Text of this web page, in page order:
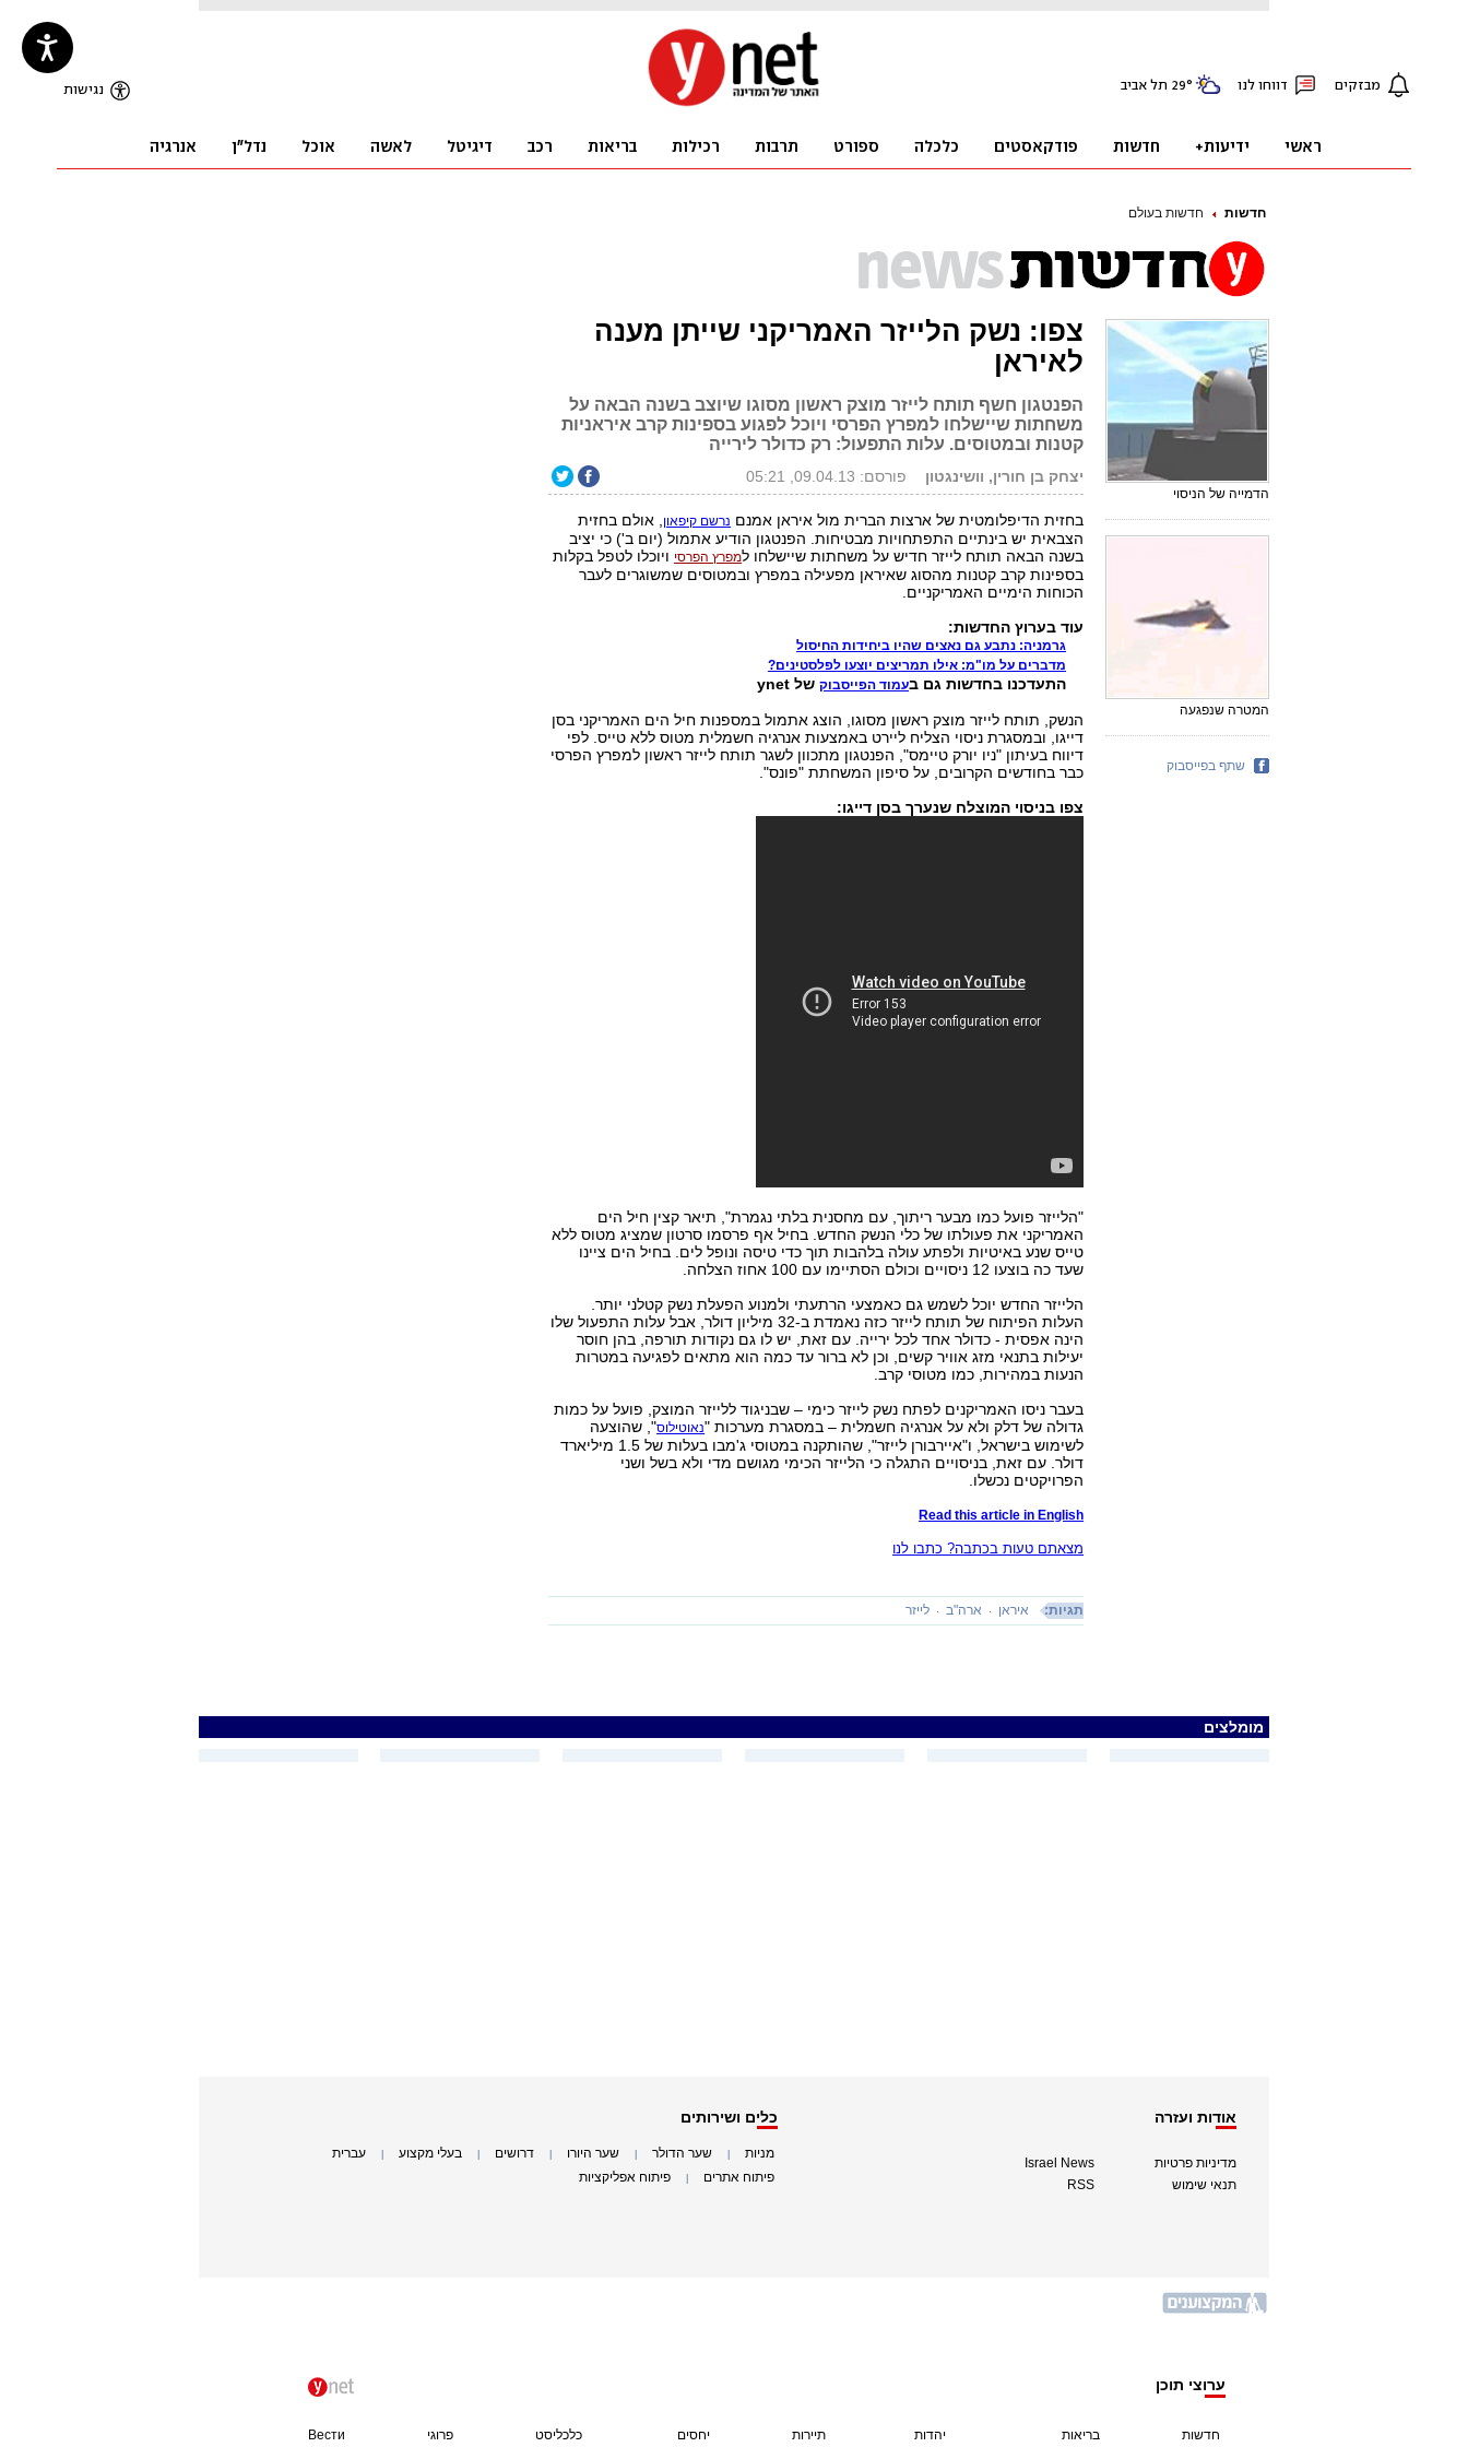
חדשות חדשות בעולם
צפו: נשק הלייזר האמריקני שייתן מענה
לאיראן
הפנטגון חשף תותח לייזר מוצק ראשון מסוגו שיוצב בשנה הבאה על
משחתות שיישלחו למפרץ הפרסי ויוכל לפגוע בספינות קרב איראניות
קטנות ובמטוסים. עלות התפעול: רק כדולר לירייה
יצחק בן חורין, וושינגטון פורסם: 09.04.13, 05:21
בחזית הדיפלומטית של ארצות הברית מול איראן אמנם נרשם קיפאון, אולם בחזית
הצבאית יש בינתיים התפתחויות מבטיחות. הפנטגון הודיע אתמול (יום ב') כי יציב
בשנה הבאה תותח לייזר חדיש על משחתות שיישלחו למפרץ הפרסי ויוכלו לטפל בקלות
בספינות קרב קטנות מהסוג שאיראן מפעילה במפרץ ובמטוסים שמשוגרים לעבר
הכוחות הימיים האמריקניים.
עוד בערוץ החדשות:
גרמניה: נתבע גם נאצים שהיו ביחידות החיסול
מדברים על מו"מ: אילו תמריצים יוצעו לפלסטינים?
התעדכנו בחדשות גם בעמוד הפייסבוקשל ynet
הנשק, תותח לייזר מוצק ראשון מסוגו, הוצג אתמול במספנות חיל הים האמריקני בסן
דייגו, ובמסגרת ניסוי הצליח ליירט באמצעות אנרגיה חשמלית מטוס ללא טייס. לפי
דיווח בעיתון "ניו יורק טיימס", הפנטגון מתכוון לשגר תותח לייזר ראשון למפרץ הפרסי
כבר בחודשים הקרובים, על סיפון המשחתת "פונס".
צפו בניסוי המוצלח שנערך בסן דייגו:
"הלייזר פועל כמו מבער ריתוך, עם מחסנית בלתי נגמרת", תיאר קצין חיל הים
האמריקני את פעולתו של כלי הנשק החדש. בחיל אף פרסמו סרטון שמציג מטוס ללא
טייס שנע באיטיות ולפתע עולה בלהבות תוך כדי טיסה ונופל לים. בחיל הים ציינו
שעד כה בוצעו 12 ניסויים וכולם הסתיימו עם 100 אחוז הצלחה.
הלייזר החדש יוכל לשמש גם כאמצעי הרתעתי ולמנוע הפעלת נשק קטלני יותר.
העלות הפיתוח של תותח לייזר כזה נאמדת ב-32 מיליון דולר, אבל עלות התפעול שלו
הינה אפסית - כדולר אחד לכל ירייה. עם זאת, יש לו גם נקודות תורפה, בהן חוסר
יעילות בתנאי מזג אוויר קשים, וכן לא ברור עד כמה הוא מתאים לפגיעה במטרות
הנעות במהירות, כמו מטוסי קרב.
בעבר ניסו האמריקנים לפתח נשק לייזר כימי – שבניגוד ללייזר המוצק, פועל על כמות
גדולה של דלק ולא על אנרגיה חשמלית – במסגרת מערכות "נאוטילוס", שהוצעה
לשימוש בישראל, ו"איירבורן לייזר", שהותקנה במטוסי ג'מבו בעלות של 1.5 מיליארד
דולר. עם זאת, בניסויים התגלה כי הלייזר הכימי מגושם מדי ולא בשל ושני
הפרויקטים נכשלו.
Read this article in English
מצאתם טעות בכתבה? כתבו לנו
תגיות: איראן ארה"ב לייזר
הדמייה של הניסוי
המטרה שנפגעה
שתף בפייסבוק
מומלצים
אודות ועזרה
מדיניות פרטיות
תנאי שימוש
Israel News
RSS
כלים ושירותים
מניות שער הדולר שער היורו דרושים בעלי מקצוע עברית
פיתוח אתרים פיתוח אפליקציות
ערוצי תוכן
חדשות בריאות יהדות תיירות יחסים כלכליסט פרוגי Вести